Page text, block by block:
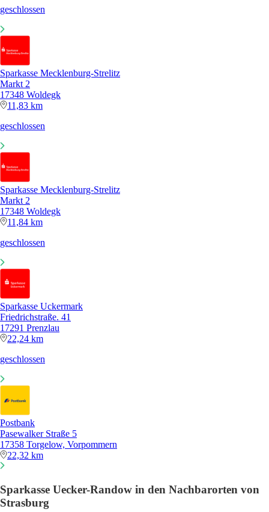
geschlossen
Sparkasse Mecklenburg-Strelitz
Markt 2
17348 Woldegk
11,83 km
geschlossen
Sparkasse Mecklenburg-Strelitz
Markt 2
17348 Woldegk
11,84 km
geschlossen
Sparkasse Uckermark
Friedrichstraße. 41
17291 Prenzlau
22,24 km
geschlossen
Postbank
Pasewalker Straße 5
17358 Torgelow, Vorpommern
22,32 km
Sparkasse Uecker-Randow in den Nachbarorten von
Strasburg